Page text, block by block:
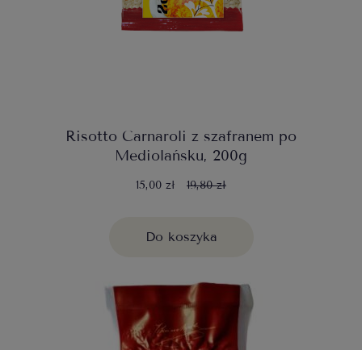
Risotto Carnaroli z szafranem po
Mediolańsku, 200g
15,00 zł 19,80 zł
Do koszyka